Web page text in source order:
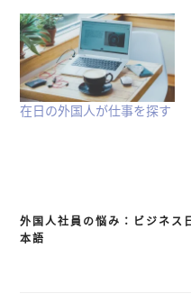
在日の外国人が仕事を探す
文
外国人社員の悩み：ビジネス日
本語